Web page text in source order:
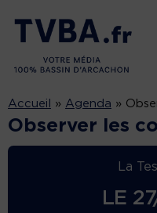
Accueil » Agenda »
Observer les
La
LE